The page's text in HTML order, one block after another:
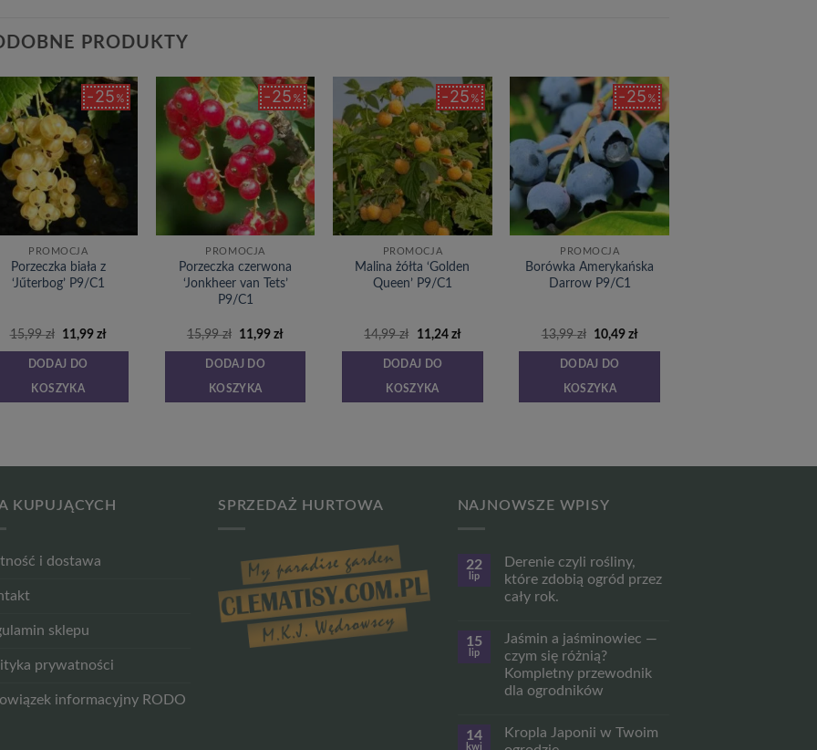
PRODUKTY
25%
do
listy
życzeń
PROMOCJA
Porzeczka biała z
‘Jűterbog’ P9/C1
15,99zł
Pierwotna
wynosiła:
15,99 zł.
11,99 złAktualna
DODAJ DO
KOSZYKA
25%
Dodaj
do
listy
życzeń
PROMOCJA
Porzeczka czerwona
‘Jonkheer van Tets’
P9/C1
15,99zł
Pierwotna
wynosiła:
15,99 zł.
11,99złAktualna
DODAJ DO
KOSZYKA
25%
Dodaj
do
listy
życzeń
PROMOCJA
Malina żółta ‘Golden
Queen’ P9/C1
14,99zł
Pierwotna
wynosiła:
14,99 zł.
11,24 złAktualna
DODAJ DO
KOSZYKA
25%
Dodaj
do
listy
życzeń
PROMOCJA
Borówka Amerykańska
Darrow P9/C1
13,99zł
Pierwotna
wynosiła:
13,99 zł.
10,49 złAktualna
DODAJ DO
KOSZYKA
KUPUJĄCYCH
i dostawa
sklepu
prywatności
informacyjny RODO
SPRZEDAŻ HURTOWA NAJNOWSZE WPISY
22
lip
Derenie czyli rośliny,
które zdobią ogród przez
cały rok.
do
czyli
rośliny,
które
zdobią
cały
rok.
15
lip
Jaśmin a jaśminowiec —
czym się różnią?
Kompletny przewodnik
dla ogrodników
do
14
kwi
Kropla Japonii w Twoim